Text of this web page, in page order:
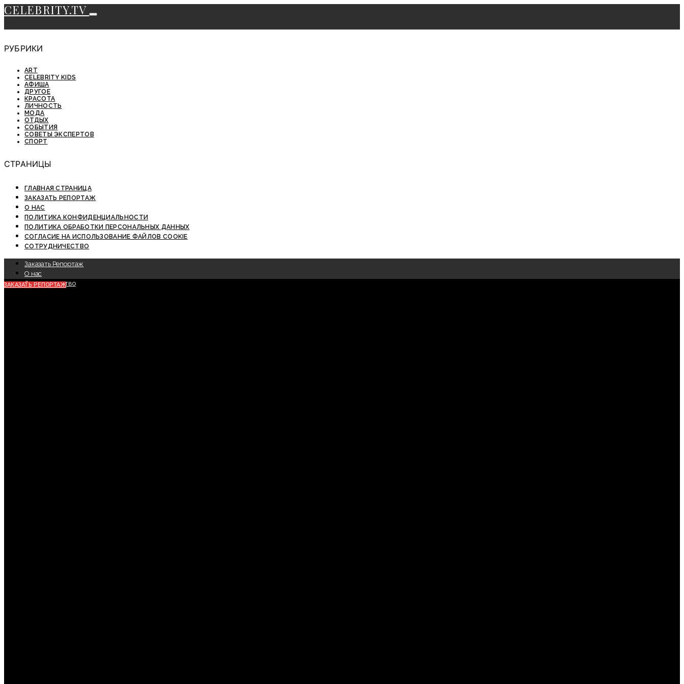
CELEBRITY.TV
РУБРИКИ
ART
CELEBRITY KIDS
АФИША
ДРУГОЕ
КРАСОТА
ЛИЧНОСТЬ
МОДА
ОТДЫХ
СОБЫТИЯ
СОВЕТЫ ЭКСПЕРТОВ
СПОРТ
СТРАНИЦЫ
ГЛАВНАЯ СТРАНИЦА
ЗАКАЗАТЬ РЕПОРТАЖ
О НАС
ПОЛИТИКА КОНФИДЕНЦИАЛЬНОСТИ
ПОЛИТИКА ОБРАБОТКИ ПЕРСОНАЛЬНЫХ ДАННЫХ
СОГЛАСИЕ НА ИСПОЛЬЗОВАНИЕ ФАЙЛОВ COOKIE
СОТРУДНИЧЕСТВО
Заказать Репортаж
О нас
Сотрудничество
ЗАКАЗАТЬ РЕПОРТАЖ